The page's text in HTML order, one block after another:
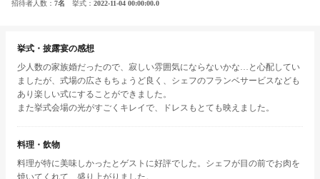
招待者人数
7名 挙式 2022-11-04 00:00:00.0
挙式・披露宴の感想
少人数の家族婚だったので、寂しい雰囲気にならないかな…と心配してい
ましたが、式場の広さもちょうど良く、シェフのフランベサービスなども
あり楽しい式にすることができました。
また挙式会場の光がすごくキレイで、ドレスもとても映えました。
料理・飲物
料理が特に美味しかったとゲストに好評でした。シェフが目の前でお肉を
焼いてくれて、盛り上がりました。